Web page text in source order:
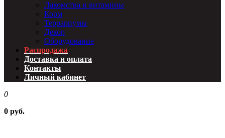
Лакомства и витамины
Корм
Террариумы
Декор
Оборудование
Распродажа
Доставка и оплата
Контакты
Личный кабинет
0
0 руб.